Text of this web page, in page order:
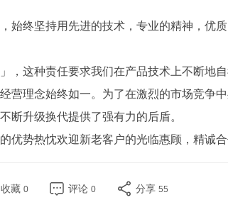
始终坚持用先进的技术，专业的精神，优
，这种责任要求我们在产品技术上不断地
营理念始终如一。为了在激烈的市场竞争
断升级换代提供了强有力的后盾。
优势热忱欢迎新老客户的光临惠顾，精诚合
收藏 0 评论 0 分享 55